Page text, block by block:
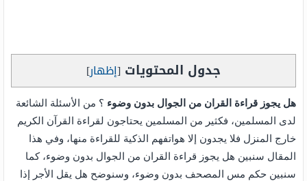
جدول المحتويات [إظهار]
هل يجوز قراءة القران من الجوال بدون وضوء ؟ من الأسئلة الشائعة
لدى المسلمين، فكثير من المسلمين يحتاجون لقراءة القرآن الكريم
خارج المنزل فلا يجدون إلا هواتفهم الذكية للقراءة منها، وفي هذا
المقال سنبين هل يجوز قراءة القران من الجوال بدون وضوء، كما
سنبين حكم مس المصحف بدون وضوء، وسنوضح هل يقل الأجر إذا